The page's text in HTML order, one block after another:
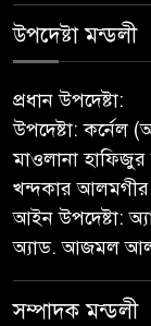
উপদেষ্টা মন্ডলী
প্রধান উপদেষ্টা:
উপদেষ্টা:
মাওলানা হাফিজুর
খন্দকার
আইন উপদেষ্টা:
অ্যাড. আজমল
সম্পাদক মন্ডলী